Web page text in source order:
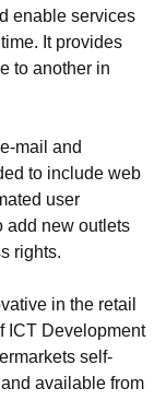
enable services
It provides
to another in
mail and
to include web
user
add new outlets
rights.
in the retail
ICT Development
self-
available from